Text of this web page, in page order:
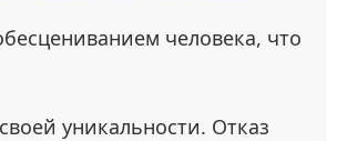
человека, что
уникальности. Отказ